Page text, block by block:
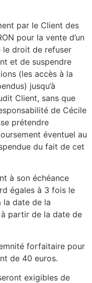
par le Client des
pour la vente d’un
le droit de refuser
et de suspendre
(les accès à la
jusqu’à
Client, sans que
de Cécile
prétendre
éventuel au
du fait de cet
à son échéance
égales à 3 fois le
la date de la
partir de la date de
forfaitaire pour
de 40 euros.
exigibles de